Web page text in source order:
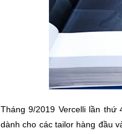
Tháng 9/2019 Vercelli lần
dành cho các tailor hàng đầu